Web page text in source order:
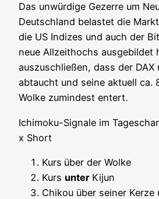
Das unwür­di­ge Gezer­re um
Deutsch­land belas­tet die
die US Indi­zes und auch der
neue All­zeit­hochs aus­ge­bil­det
aus­zu­schlie­ßen, dass der DAX
abtaucht und sei­ne aktu­ell ca.
Wol­ke zumin­dest entert.
Ichi­mo­ku-Signa­le im
x Short
Kurs über der Wolke
Kurs unter Kijun
Chi­kou über sei­ner Ker­ze